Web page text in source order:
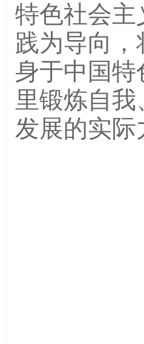
特色社会主
践为导向
身于中国
里锻炼自
发展的实际